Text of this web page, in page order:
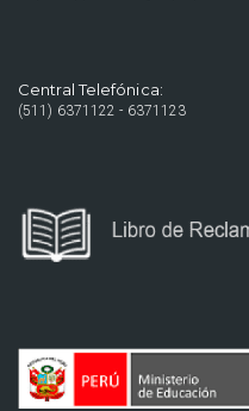
Central Telefónica:
(511) 6371122 - 6371123